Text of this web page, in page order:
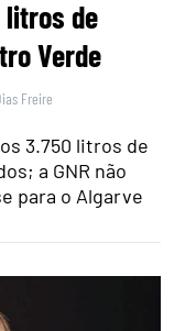
litros de
Verde
Freire
3.750 litros de
a GNR não
para o Algarve